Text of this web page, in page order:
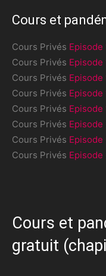
Cours et
Cours Privés Episode
Cours Privés Episode
Cours Privés Episode
Cours Privés Episode
Cours Privés Episode
Cours Privés Episode
Cours Privés Episode
Cours Privés Episode
Cours et
gratuit